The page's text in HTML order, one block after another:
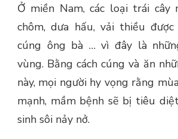
Ở miền Nam, các loại trái cây
chôm, dưa hấu, vải thiều
cúng ông bà … vì đây là
vùng. Bằng cách cúng và ăn
này, mọi người hy vọng rằng
mạnh, mầm bệnh sẽ bị tiêu
sinh sôi nảy nở.